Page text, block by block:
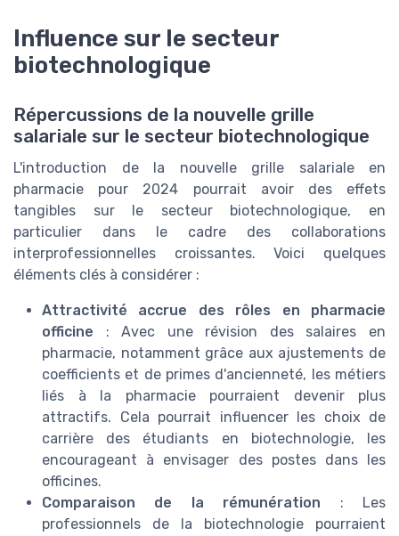
Influence sur le secteur
biotechnologique
Répercussions de la nouvelle grille
salariale sur le secteur biotechnologique
L'introduction de la nouvelle grille salariale en
pharmacie pour 2024 pourrait avoir des effets
tangibles sur le secteur biotechnologique, en
particulier dans le cadre des collaborations
interprofessionnelles croissantes. Voici quelques
éléments clés à considérer :
Attractivité accrue des rôles en pharmacie
officine : Avec une révision des salaires en
pharmacie, notamment grâce aux ajustements de
coefficients et de primes d'ancienneté, les métiers
liés à la pharmacie pourraient devenir plus
attractifs. Cela pourrait influencer les choix de
carrière des étudiants en biotechnologie, les
encourageant à envisager des postes dans les
officines.
Comparaison de la rémunération : Les
professionnels de la biotechnologie pourraient